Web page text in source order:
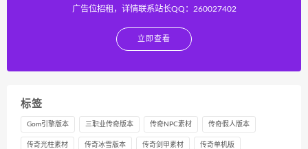
广告位招租，详情联系站长QQ：260027402
立即查看
标签
Gom引擎版本 三职业传奇版本 传奇NPC素材 传奇假人版本
传奇光柱素材 传奇冰雪版本 传奇剑甲素材 传奇单机版